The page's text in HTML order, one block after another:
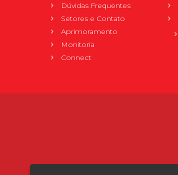
Dúvidas Frequentes
Setores e Contato
Aprimoramento
Monitoria
Connect